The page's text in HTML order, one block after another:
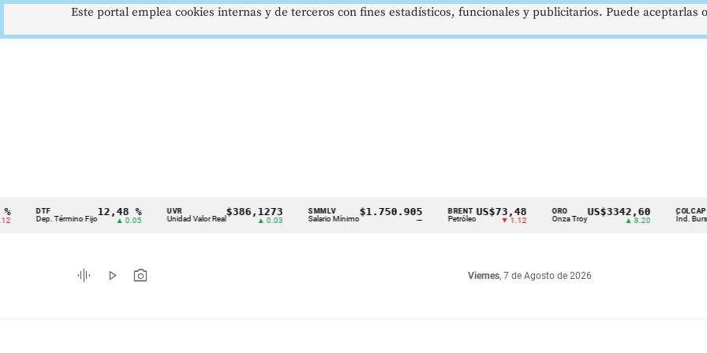
Cintillo
indicadores
económicos
Dep. Término Fijo
12,48 %
▲ 0.05 Unidad Valor Real
$386,1273 SMMLV
Salario Mínimo
$1.750.905
Petróleo
US$73,48
▼ 1.12 Onza Troy
US$3342,60 COLCAP
Índ. Bursátil
graphic_eq play_arrow photo_camera Viernes, 7 de Agosto de 2026
Este portal emplea cookies internas y de terceros con fines estadísticos, funcionales y publicitarios. Puede aceptarlas